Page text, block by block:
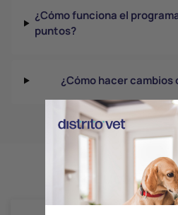
¿Cómo funciona el
puntos?
¿Cómo hacer cambios
Productos